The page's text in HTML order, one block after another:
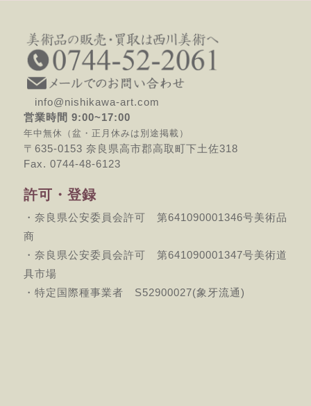
info@nishikawa-art.com
営業時間 9:00~17:00
年中無休（盆・正月休みは別途掲載）
〒635-0153 奈良県高市郡高取町下土佐318
Fax. 0744-48-6123
許可・登録
・奈良県公安委員会許可 第641090001346号美術品
商
・奈良県公安委員会許可 第641090001347号美術道
具市場
・特定国際種事業者 S52900027(象牙流通)